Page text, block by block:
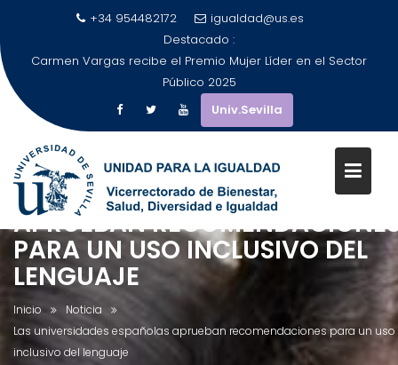
Saltar
contenido
+34 954482172
igualdad@us.es
Destacado :
Carmen Vargas recibe el Premio Mujer Líder en el Sector
Público 2025
Univ.Sevilla
LAS UNIVERSIDADES
APRUEBAN
PARA UN USO INCLUSIVO DEL
LENGUAJE
Inicio
Noticia
Las universidades españolas aprueban recomendaciones para un uso
inclusivo del lenguaje